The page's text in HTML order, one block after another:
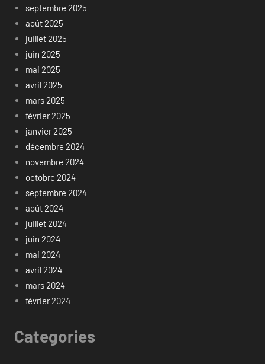
septembre 2025
août 2025
juillet 2025
juin 2025
mai 2025
avril 2025
mars 2025
février 2025
janvier 2025
décembre 2024
novembre 2024
octobre 2024
septembre 2024
août 2024
juillet 2024
juin 2024
mai 2024
avril 2024
mars 2024
février 2024
Categories